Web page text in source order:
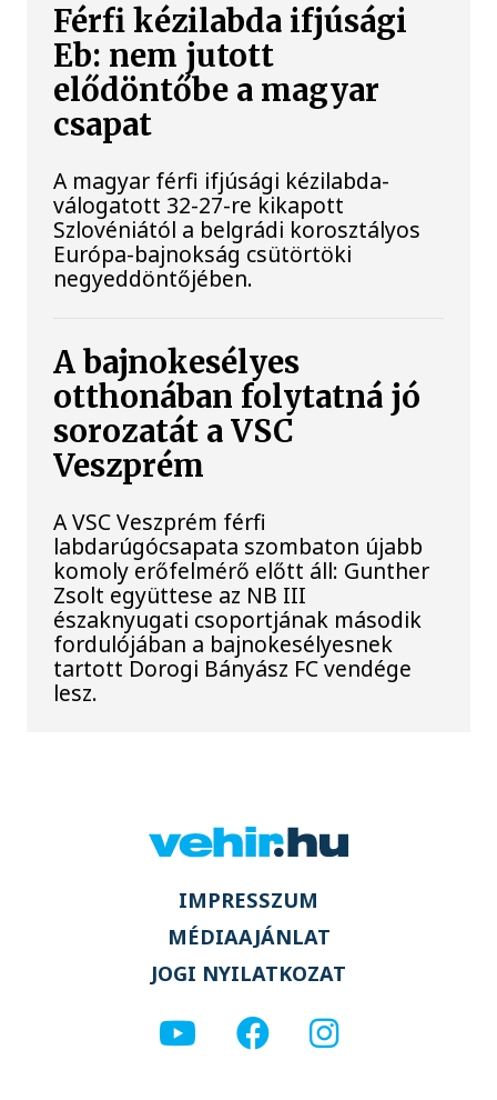
Férfi kézilabda ifjúsági
Eb: nem jutott
elődöntőbe a magyar
csapat
A magyar férfi ifjúsági kézilabda-
válogatott 32-27-re kikapott
Szlovéniától a belgrádi korosztályos
Európa-bajnokság csütörtöki
negyeddöntőjében.
A bajnokesélyes
otthonában folytatná jó
sorozatát a VSC
Veszprém
A VSC Veszprém férfi
labdarúgócsapata szombaton újabb
komoly erőfelmérő előtt áll: Gunther
Zsolt együttese az NB III
északnyugati csoportjának második
fordulójában a bajnokesélyesnek
tartott Dorogi Bányász FC vendége
lesz.
IMPRESSZUM
MÉDIAAJÁNLAT
JOGI NYILATKOZAT